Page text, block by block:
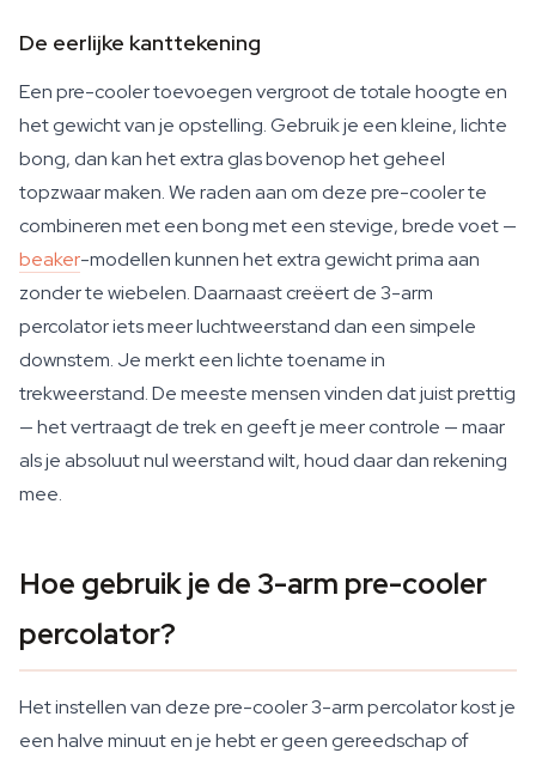
De eerlijke kanttekening
Een pre-cooler toevoegen vergroot de totale hoogte en
het gewicht van je opstelling. Gebruik je een kleine, lichte
bong, dan kan het extra glas bovenop het geheel
topzwaar maken. We raden aan om deze pre-cooler te
combineren met een bong met een stevige, brede voet —
beaker-modellen kunnen het extra gewicht prima aan
zonder te wiebelen. Daarnaast creëert de 3-arm
percolator iets meer luchtweerstand dan een simpele
downstem. Je merkt een lichte toename in
trekweerstand. De meeste mensen vinden dat juist prettig
— het vertraagt de trek en geeft je meer controle — maar
als je absoluut nul weerstand wilt, houd daar dan rekening
mee.
Hoe gebruik je de 3-arm pre-cooler
percolator?
Het instellen van deze pre-cooler 3-arm percolator kost je
een halve minuut en je hebt er geen gereedschap of